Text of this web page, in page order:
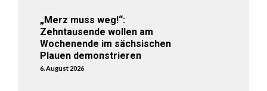
„Merz muss weg!“:
Zehntausende wollen am
Wochenende im sächsischen
Plauen demonstrieren
6. August 2026